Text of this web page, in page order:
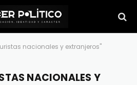
nacionales y extranjeros"
NACIONALES Y